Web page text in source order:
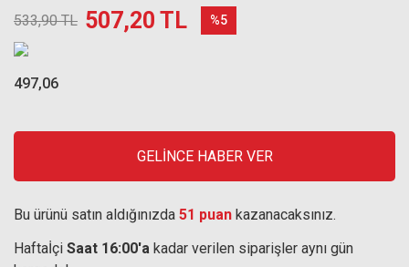
533,90 TL 507,20 TL %5
497,06
GELİNCE HABER VER
Bu ürünü satın aldığınızda 51 puan kazanacaksınız.
Haftaİçi Saat 16:00'a kadar verilen siparişler aynı gün